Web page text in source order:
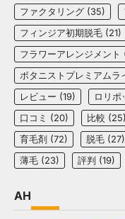
ファクタリング (35)
フィンジア初期脱毛 (21)
フラワーアレンジメント
ボタニストプレミアムラ
レビュー (19) ロリポ
口コミ (20) 比較 (25)
育毛剤 (72) 脱毛 (27)
薄毛 (23) 評判 (19)
AH